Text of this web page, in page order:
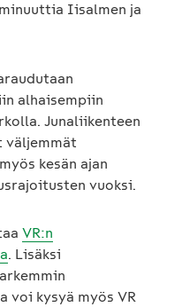
Iisalmen ja
alhaisempiin
Junaliikenteen
kesän ajan
vuoksi.
VR:n
. Lisäksi
voi kysyä myös VR